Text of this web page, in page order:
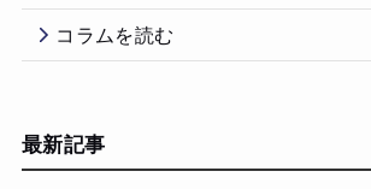
コラムを読む
最新記事